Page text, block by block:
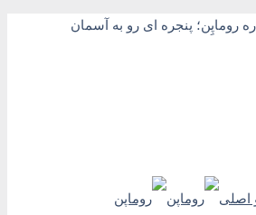
روماپِن؛ پنجره ای رو به آسمان